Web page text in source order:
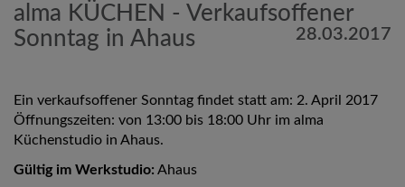
alma KÜCHEN - Verkaufsoffener
Sonntag in Ahaus
28.03.2017
Ein verkaufsoffener Sonntag findet statt am: 2. April 2017
Öffnungszeiten: von 13:00 bis 18:00 Uhr im alma
Küchenstudio in Ahaus.
Gültig im Werkstudio: Ahaus